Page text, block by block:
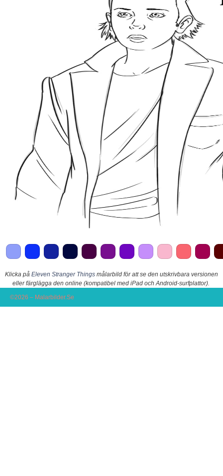
Klicka på Eleven Stranger Things målarbild för att se den utskrivbara versionen
eller färglägga den online (kompatibel med iPad och Android-surfplattor).
©2026 – Malarbilder.Se